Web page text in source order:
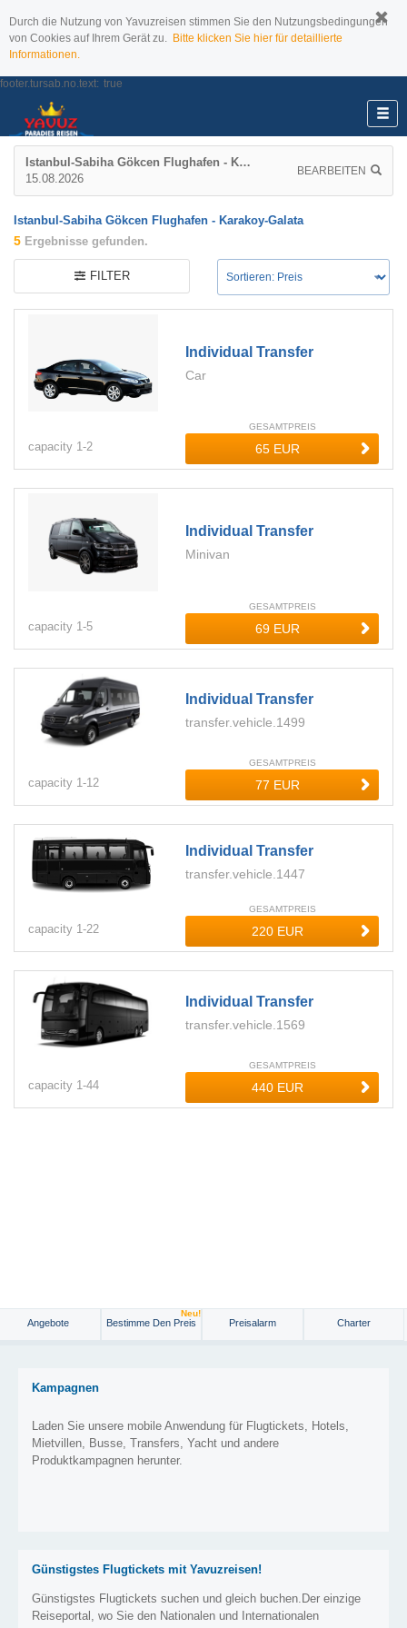
Durch die Nutzung von Yavuzreisen stimmen Sie den Nutzungsbedingungen
von Cookies auf Ihrem Gerät zu. Bitte klicken Sie hier für detaillierte
Informationen.
footer.tursab.no.text: true
Istanbul-Sabiha Gökcen Flughafen - Karakoy-Galata
15.08.2026
BEARBEITEN
Istanbul-Sabiha Gökcen Flughafen - Karakoy-Galata
5 Ergebnisse gefunden.
FILTER
Individual Transfer
Car
capacity 1-2
GESAMTPREIS
Individual Transfer
Minivan
capacity 1-5
GESAMTPREIS
Individual Transfer
transfer.vehicle.1499
capacity 1-12
GESAMTPREIS
Individual Transfer
transfer.vehicle.1447
capacity 1-22
GESAMTPREIS
Individual Transfer
transfer.vehicle.1569
capacity 1-44
GESAMTPREIS
Angebote Bestimme Den Preis
Neu!
Preisalarm Charter
Kampagnen
Laden Sie unsere mobile Anwendung für Flugtickets, Hotels,
Mietvillen, Busse, Transfers, Yacht und andere
Produktkampagnen herunter.
Günstigstes Flugtickets mit Yavuzreisen!
Günstigstes Flugtickets suchen und gleich buchen.Der einzige
Reiseportal, wo Sie den Nationalen und Internationalen